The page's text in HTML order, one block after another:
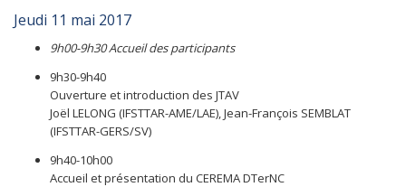
Jeudi 11 mai 2017
9h00-9h30 Accueil des participants
9h30-9h40
Ouverture et introduction des JTAV
Joël LELONG (IFSTTAR-AME/LAE), Jean-François SEMBLAT
(IFSTTAR-GERS/SV)
9h40-10h00
Accueil et présentation du CEREMA DTerNC